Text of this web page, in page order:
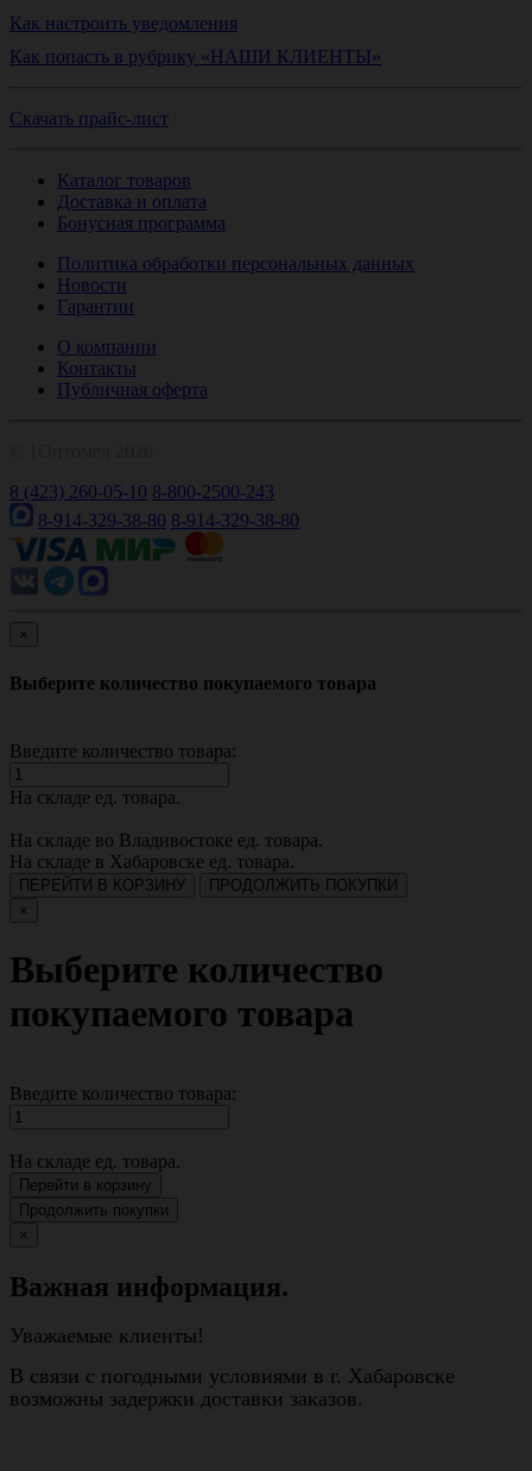
Как настроить уведомления
Как попасть в рубрику «НАШИ КЛИЕНТЫ»
Скачать прайс-лист
Каталог товаров
Доставка и оплата
Бонусная программа
Политика обработки персональных данных
Новости
Гарантии
О компании
Контакты
Публичная оферта
8 (423) 260-05-10 8-800-2500-243
8-914-329-38-80 8-914-329-38-80
×
Выберите количество покупаемого товара
Введите количество товара:
На складе ед. товара.
На складе во Владивостоке ед. товара.
На складе в Хабаровске ед. товара.
ПЕРЕЙТИ В КОРЗИНУ
ПРОДОЛЖИТЬ ПОКУПКИ
×
Выберите количество
покупаемого товара
Введите количество товара:
На складе ед. товара.
Перейти в корзину
Продолжить покупки
×
Важная информация.
Уважаемые клиенты!
В связи с погодными условиями в г. Хабаровске
возможны задержки доставки заказов.